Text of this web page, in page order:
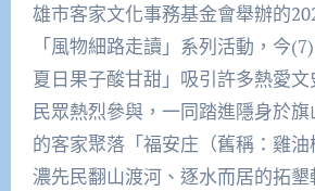
雄市客家文化事務基金會舉辦的
「風物細路走讀」系列活動，今
夏日果子酸甘甜」吸引許多熱愛
民眾熱烈參與，一同踏進隱身於
的客家聚落「福安庄（舊稱：雞
濃先民翻山渡河、逐水而居的拓墾